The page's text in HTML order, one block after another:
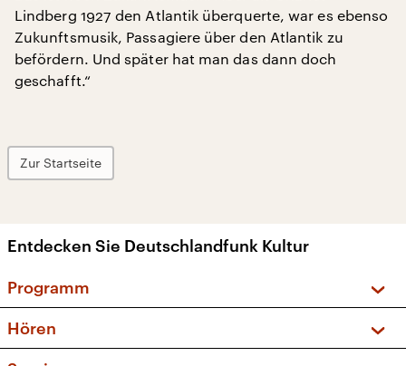
Lindberg 1927 den Atlantik überquerte, war es ebenso
Zukunftsmusik, Passagiere über den Atlantik zu
befördern. Und später hat man das dann doch
geschafft.“
Zur Startseite
Entdecken Sie Deutschlandfunk Kultur
Programm
Sendungen und Podcasts
Hören